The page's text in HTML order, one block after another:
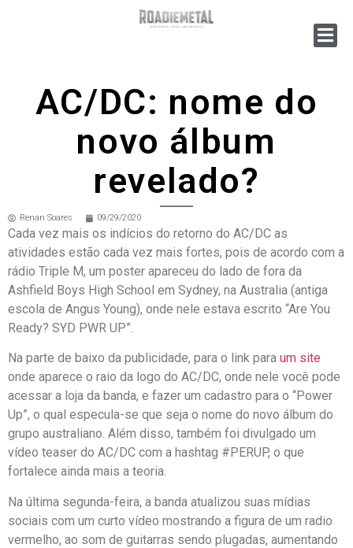
AC/DC: nome do
novo álbum
revelado?
Renan Soares 09/29/2020
Cada vez mais os indícios do retorno do AC/DC as
atividades estão cada vez mais fortes, pois de acordo com a
rádio Triple M, um poster apareceu do lado de fora da
Ashfield Boys High School em Sydney, na Australia (antiga
escola de Angus Young), onde nele estava escrito “Are You
Ready? SYD PWR UP”.
Na parte de baixo da publicidade, para o link para um site
onde aparece o raio da logo do AC/DC, onde nele você pode
acessar a loja da banda, e fazer um cadastro para o “Power
Up”, o qual especula-se que seja o nome do novo álbum do
grupo australiano. Além disso, também foi divulgado um
vídeo teaser do AC/DC com a hashtag #PERUP, o que
fortalece ainda mais a teoria.
Na última segunda-feira, a banda atualizou suas mídias
sociais com um curto vídeo mostrando a figura de um radio
vermelho, ao som de guitarras sendo plugadas, aumentando